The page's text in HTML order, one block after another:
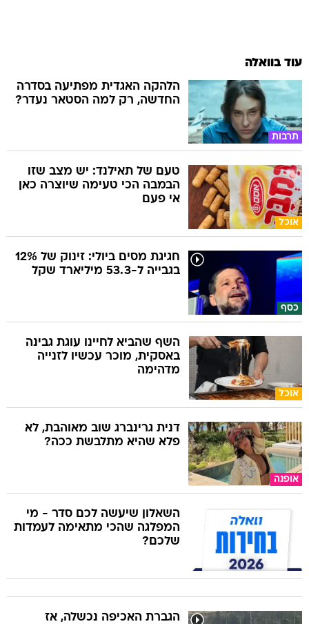
עוד בוואלה
תרבות
הלהקה האגדית מפתיעה בסדרה
החדשה, רק למה הסטאר נעדר?
אוכל
טעם של תאילנד: יש מצב שזו
הבמבה הכי טעימה שיוצרה כאן
אי פעם
כסף
חגיגת מסים ביולי: זינוק של 12%
בגבייה ל-53.3 מיליארד שקל
אוכל
השף שהביא לחיינו עוגת גבינה
באסקית, מוכר עכשיו לזנייה
מדהימה
אופנה
דנית גרינברג שוב מאוהבת, לא
פלא שהיא מתלבשת ככה?
השאלון שיעשה לכם סדר - מי
המפלגה שהכי מתאימה לעמדות
שלכם?
הגברת האכיפה נכשלה, אז